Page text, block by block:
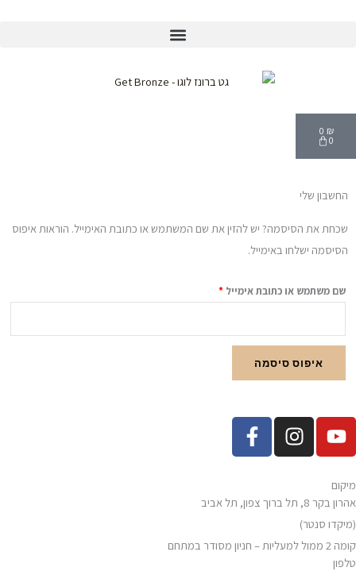
0 ₪
0
עגלת
קניות
החשבון שלי
שכחת את הסיסמה? יש להזין את שם המשתמש או כתובת האימייל. הוראות איפוס
הסיסמה ישלחו באימייל.
שם משתמש או כתובת אימייל *
חובה
איפוס סיסמה
Y
o
u
t
u
b
e
I
n
s
a
r
F
a
c
b
o
מיקום
אהרון בקר 8, תל ברוך צפון, תל אביב
(מיקדו סנטר)
קומה 2 ממול למעליות – חניון מסודר במתחם
טלפון